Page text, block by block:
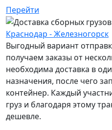
Перейти
Краснодар - Железногорск
Выгодный вариант
получаем заказы от
необходима доставка в
назначения, после чего
контейнер. Каждый
груз и благодаря этому
дешевле.